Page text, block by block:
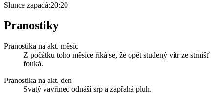
Slunce zapadá:20:20
Pranostiky
Pranostika na akt. měsíc
Z počátku toho měsíce říká se, že opět studený vítr ze strnišť
fouká.
Pranostika na akt. den
Svatý vavřinec odnáší srp a zapřahá pluh.